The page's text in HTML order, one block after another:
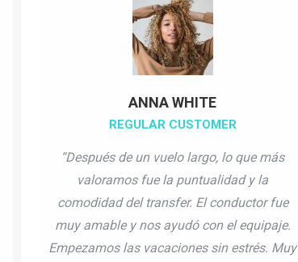
ANNA WHITE
REGULAR CUSTOMER
“Después de un vuelo largo, lo que más
valoramos fue la puntualidad y la
comodidad del transfer. El conductor fue
muy amable y nos ayudó con el equipaje.
Empezamos las vacaciones sin estrés. Muy